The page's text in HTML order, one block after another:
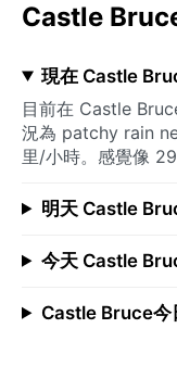
Castle
現在 Castle
目前在 Castle
況為 patchy rain
里/小時。感覺像
明天 Castle
今天 Castle
Castle Bruce今